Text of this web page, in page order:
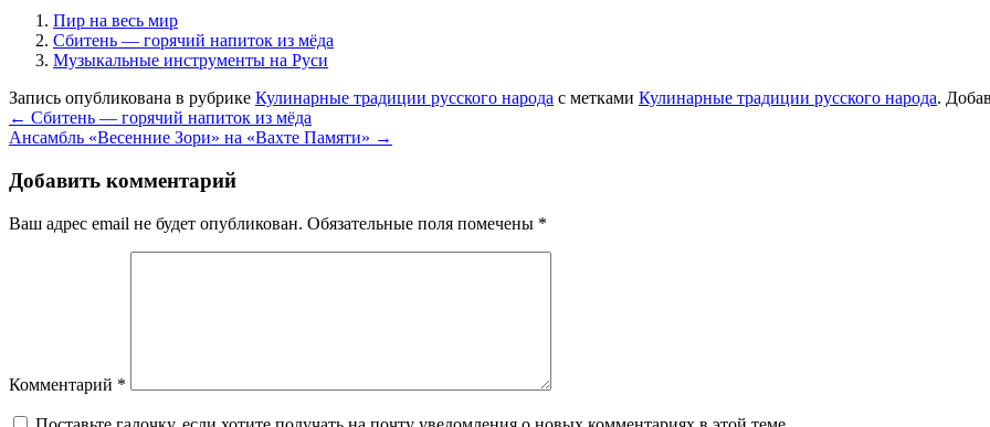
Пир на весь мир
Сбитень — горячий напиток из мёда
Музыкальные инструменты на Руси
Запись опубликована в рубрике Кулинарные традиции русского народа с метками Кулинарные традиции русского народа.
← Сбитень — горячий напиток из мёда
Ансамбль «Весенние Зори» на «Вахте Памяти» →
Добавить комментарий
Ваш адрес email не будет опубликован. Обязательные поля помечены *
Комментарий *